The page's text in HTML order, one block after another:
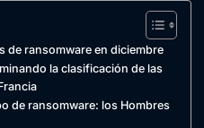
de ransomware en diciembre
la clasificación de las
de ransomware: los Hombres